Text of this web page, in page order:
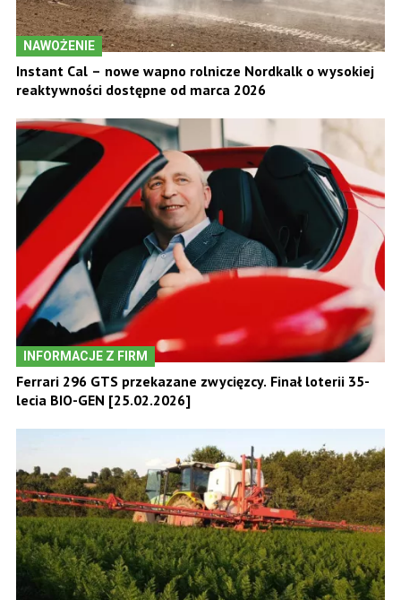
NAWOŻENIE
Instant Cal – nowe wapno rolnicze Nordkalk o wysokiej
reaktywności dostępne od marca 2026
INFORMACJE Z FIRM
Ferrari 296 GTS przekazane zwycięzcy. Finał loterii 35-
lecia BIO-GEN [25.02.2026]